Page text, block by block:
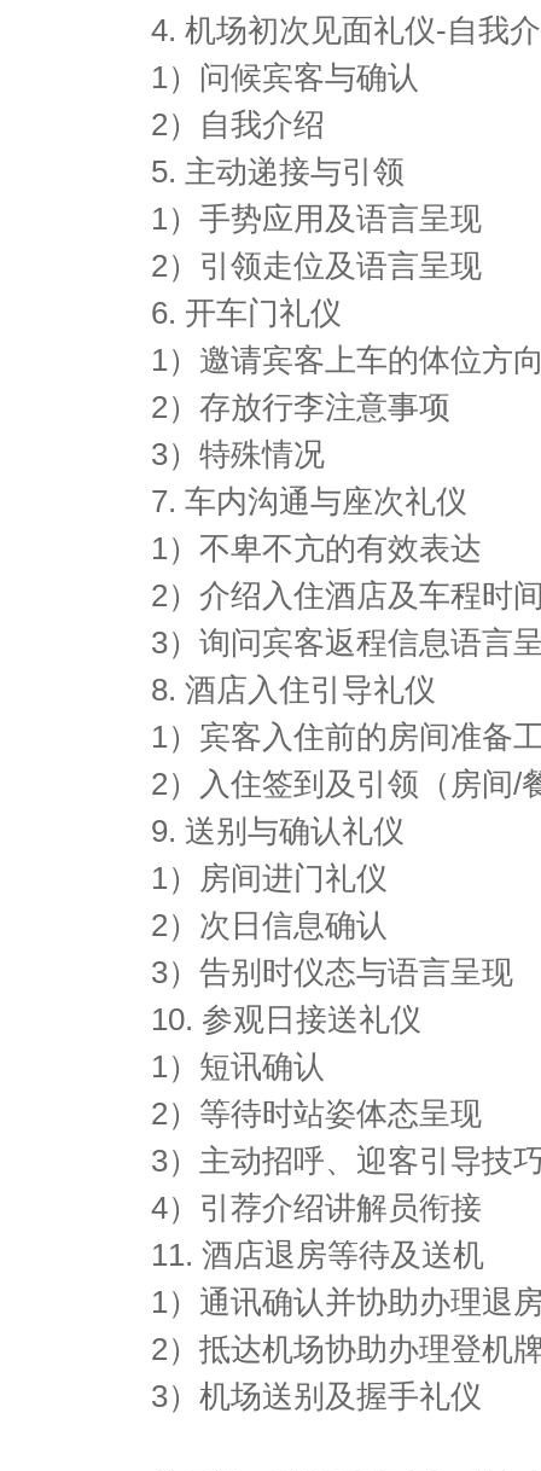
4. 机场初次见面礼仪-自我
1）问候宾客与确认
2）自我介绍
5. 主动递接与引领
1）手势应用及语言呈现
2）引领走位及语言呈现
6. 开车门礼仪
1）邀请宾客上车的体位方
2）存放行李注意事项
3）特殊情况
7. 车内沟通与座次礼仪
1）不卑不亢的有效表达
2）介绍入住酒店及车程时
3）询问宾客返程信息语言
8. 酒店入住引导礼仪
1）宾客入住前的房间准备
2）入住签到及引领（房间/
9. 送别与确认礼仪
1）房间进门礼仪
2）次日信息确认
3）告别时仪态与语言呈现
10. 参观日接送礼仪
1）短讯确认
2）等待时站姿体态呈现
3）主动招呼、迎客引导技
4）引荐介绍讲解员衔接
11. 酒店退房等待及送机
1）通讯确认并协助办理退
2）抵达机场协助办理登机
3）机场送别及握手礼仪